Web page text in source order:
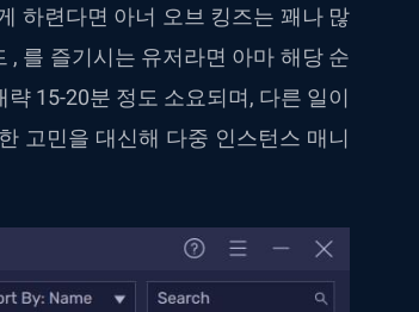
하련다면 아너 오브 킹즈는 꽤나 많
를 즐기시는 유저라면 아마 해당 순
15-20분 정도 소요되며, 다른 일이
고민을 대신해 다중 인스턴스 매니